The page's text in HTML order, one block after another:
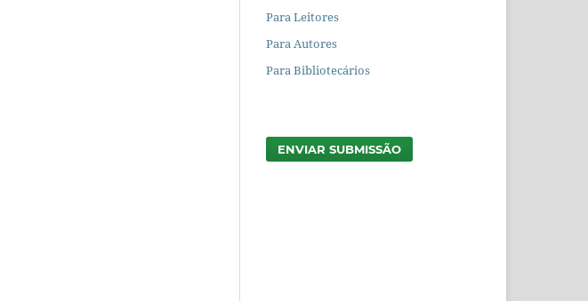
Para Leitores
Para Autores
Para Bibliotecários
ENVIAR SUBMISSÃO